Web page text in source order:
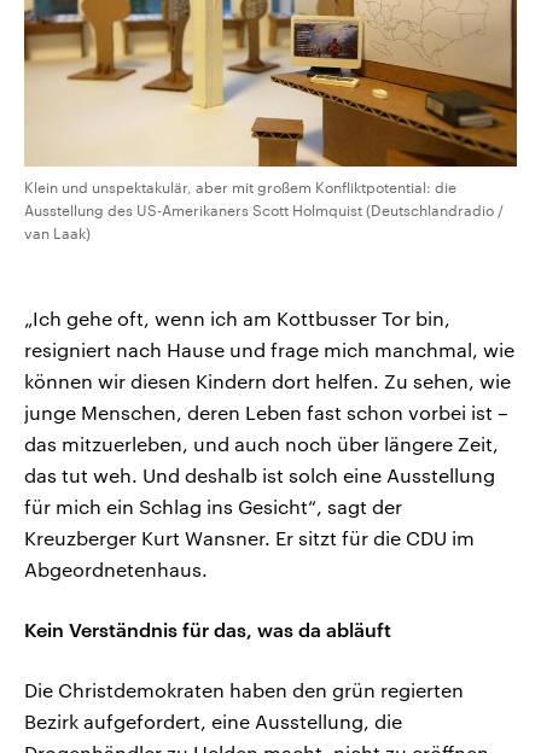
Klein und unspektakulär, aber mit großem Konfliktpotential: die
Ausstellung des US-Amerikaners Scott Holmquist (Deutschlandradio /
van Laak)
„Ich gehe oft, wenn ich am Kottbusser Tor bin,
resigniert nach Hause und frage mich manchmal, wie
können wir diesen Kindern dort helfen. Zu sehen, wie
junge Menschen, deren Leben fast schon vorbei ist –
das mitzuerleben, und auch noch über längere Zeit,
das tut weh. Und deshalb ist solch eine Ausstellung
für mich ein Schlag ins Gesicht“, sagt der
Kreuzberger Kurt Wansner. Er sitzt für die CDU im
Abgeordnetenhaus.
Kein Verständnis für das, was da abläuft
Die Christdemokraten haben den grün regierten
Bezirk aufgefordert, eine Ausstellung, die